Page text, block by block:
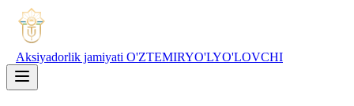
Aksiyadorlik jamiyati O'ZTEMIRYO'LYO'LOVCHI